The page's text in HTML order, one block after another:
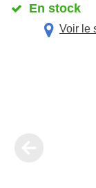
En stock
Voir le